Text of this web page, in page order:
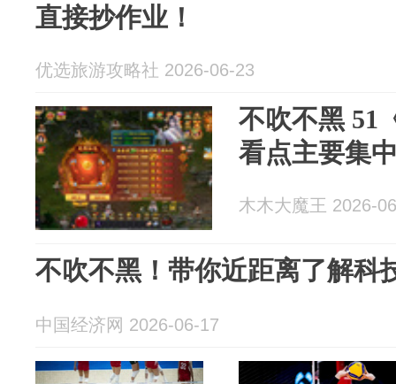
直接抄作业！
优选旅游攻略社 2026-06-23
不吹不黑 51
看点主要集
木木大魔王 2026-
不吹不黑！带你近距离了解科
中国经济网 2026-06-17